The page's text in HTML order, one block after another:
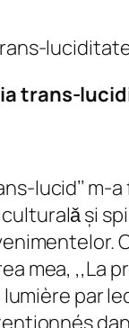
trans-
lucid’’
și
mea, ,,La
lumière